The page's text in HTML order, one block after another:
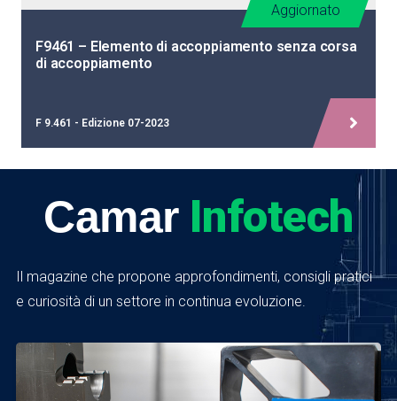
F9461 – Elemento di accoppiamento senza corsa
di accoppiamento
Aggiornato
F 9.461 - Edizione 07-2023
Camar Infotech
Il magazine che propone approfondimenti, consigli pratici
e curiosità di un settore in continua evoluzione.